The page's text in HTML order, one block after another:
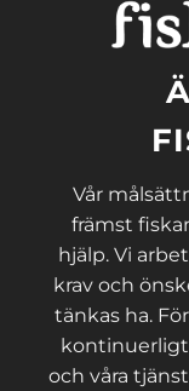
Vår
främst
hjälp. Vi
krav och
tänkas ha.
kontinuerligt
och våra